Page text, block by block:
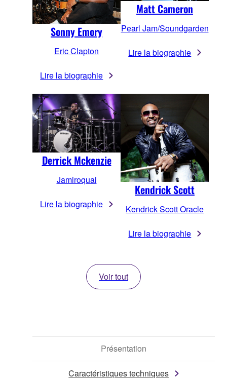
Sonny Emory
Eric Clapton
Lire la biographie
Matt Cameron
Pearl Jam/Soundgarden
Lire la biographie
Derrick Mckenzie
Jamiroquai
Lire la biographie
Kendrick Scott
Kendrick Scott Oracle
Lire la biographie
Voir tout
Présentation
Caractéristiques techniques